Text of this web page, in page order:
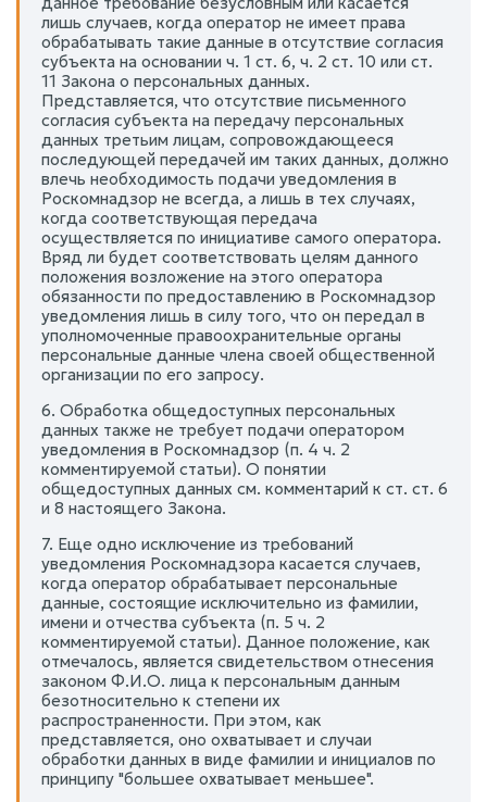
лишь случаев, когда оператор не имеет права
обрабатывать такие данные в отсутствие согласия
субъекта на основании ч. 1 ст. 6, ч. 2 ст. 10 или ст.
11 Закона о персональных данных.
Представляется, что отсутствие письменного
согласия субъекта на передачу персональных
данных третьим лицам, сопровождающееся
последующей передачей им таких данных, должно
влечь необходимость подачи уведомления в
Роскомнадзор не всегда, а лишь в тех случаях,
когда соответствующая передача
осуществляется по инициативе самого оператора.
Вряд ли будет соответствовать целям данного
положения возложение на этого оператора
обязанности по предоставлению в Роскомнадзор
уведомления лишь в силу того, что он передал в
уполномоченные правоохранительные органы
персональные данные члена своей общественной
организации по его запросу.
6. Обработка общедоступных персональных
данных также не требует подачи оператором
уведомления в Роскомнадзор (п. 4 ч. 2
комментируемой статьи). О понятии
общедоступных данных см. комментарий к ст. ст. 6
и 8 настоящего Закона.
7. Еще одно исключение из требований
уведомления Роскомнадзора касается случаев,
когда оператор обрабатывает персональные
данные, состоящие исключительно из фамилии,
имени и отчества субъекта (п. 5 ч. 2
комментируемой статьи). Данное положение, как
отмечалось, является свидетельством отнесения
законом Ф.И.О. лица к персональным данным
безотносительно к степени их
распространенности. При этом, как
представляется, оно охватывает и случаи
обработки данных в виде фамилии и инициалов по
принципу "большее охватывает меньшее".